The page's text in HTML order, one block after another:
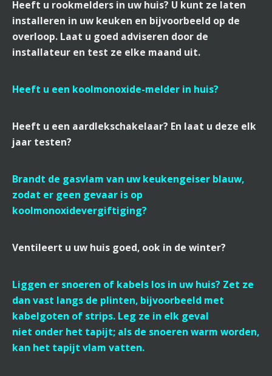
Heeft u rookmelders in uw huis? U kunt ze laten
installeren in uw keuken en bijvoorbeeld op de
overloop. Laat u goed adviseren door de
installateur en test ze elke maand uit.
Heeft u een koolmonoxide-melder in huis?
Heeft u een aardlekschakelaar? En laat u deze elk
jaar testen?
Brandt de gasvlam van uw keukengeiser blauw,
zodat er geen gevaar is op
koolmonoxidevergiftiging?
Ventileert u uw huis goed, ook in de winter?
Liggen er snoeren of kabels los in uw huis? Zet ze
dan vast langs de plinten, bijvoorbeeld met
kabelgoten of strips. Leg ze in elk geval
niet onder het tapijt; als de snoeren warm worden,
kan het tapijt vlam vatten.